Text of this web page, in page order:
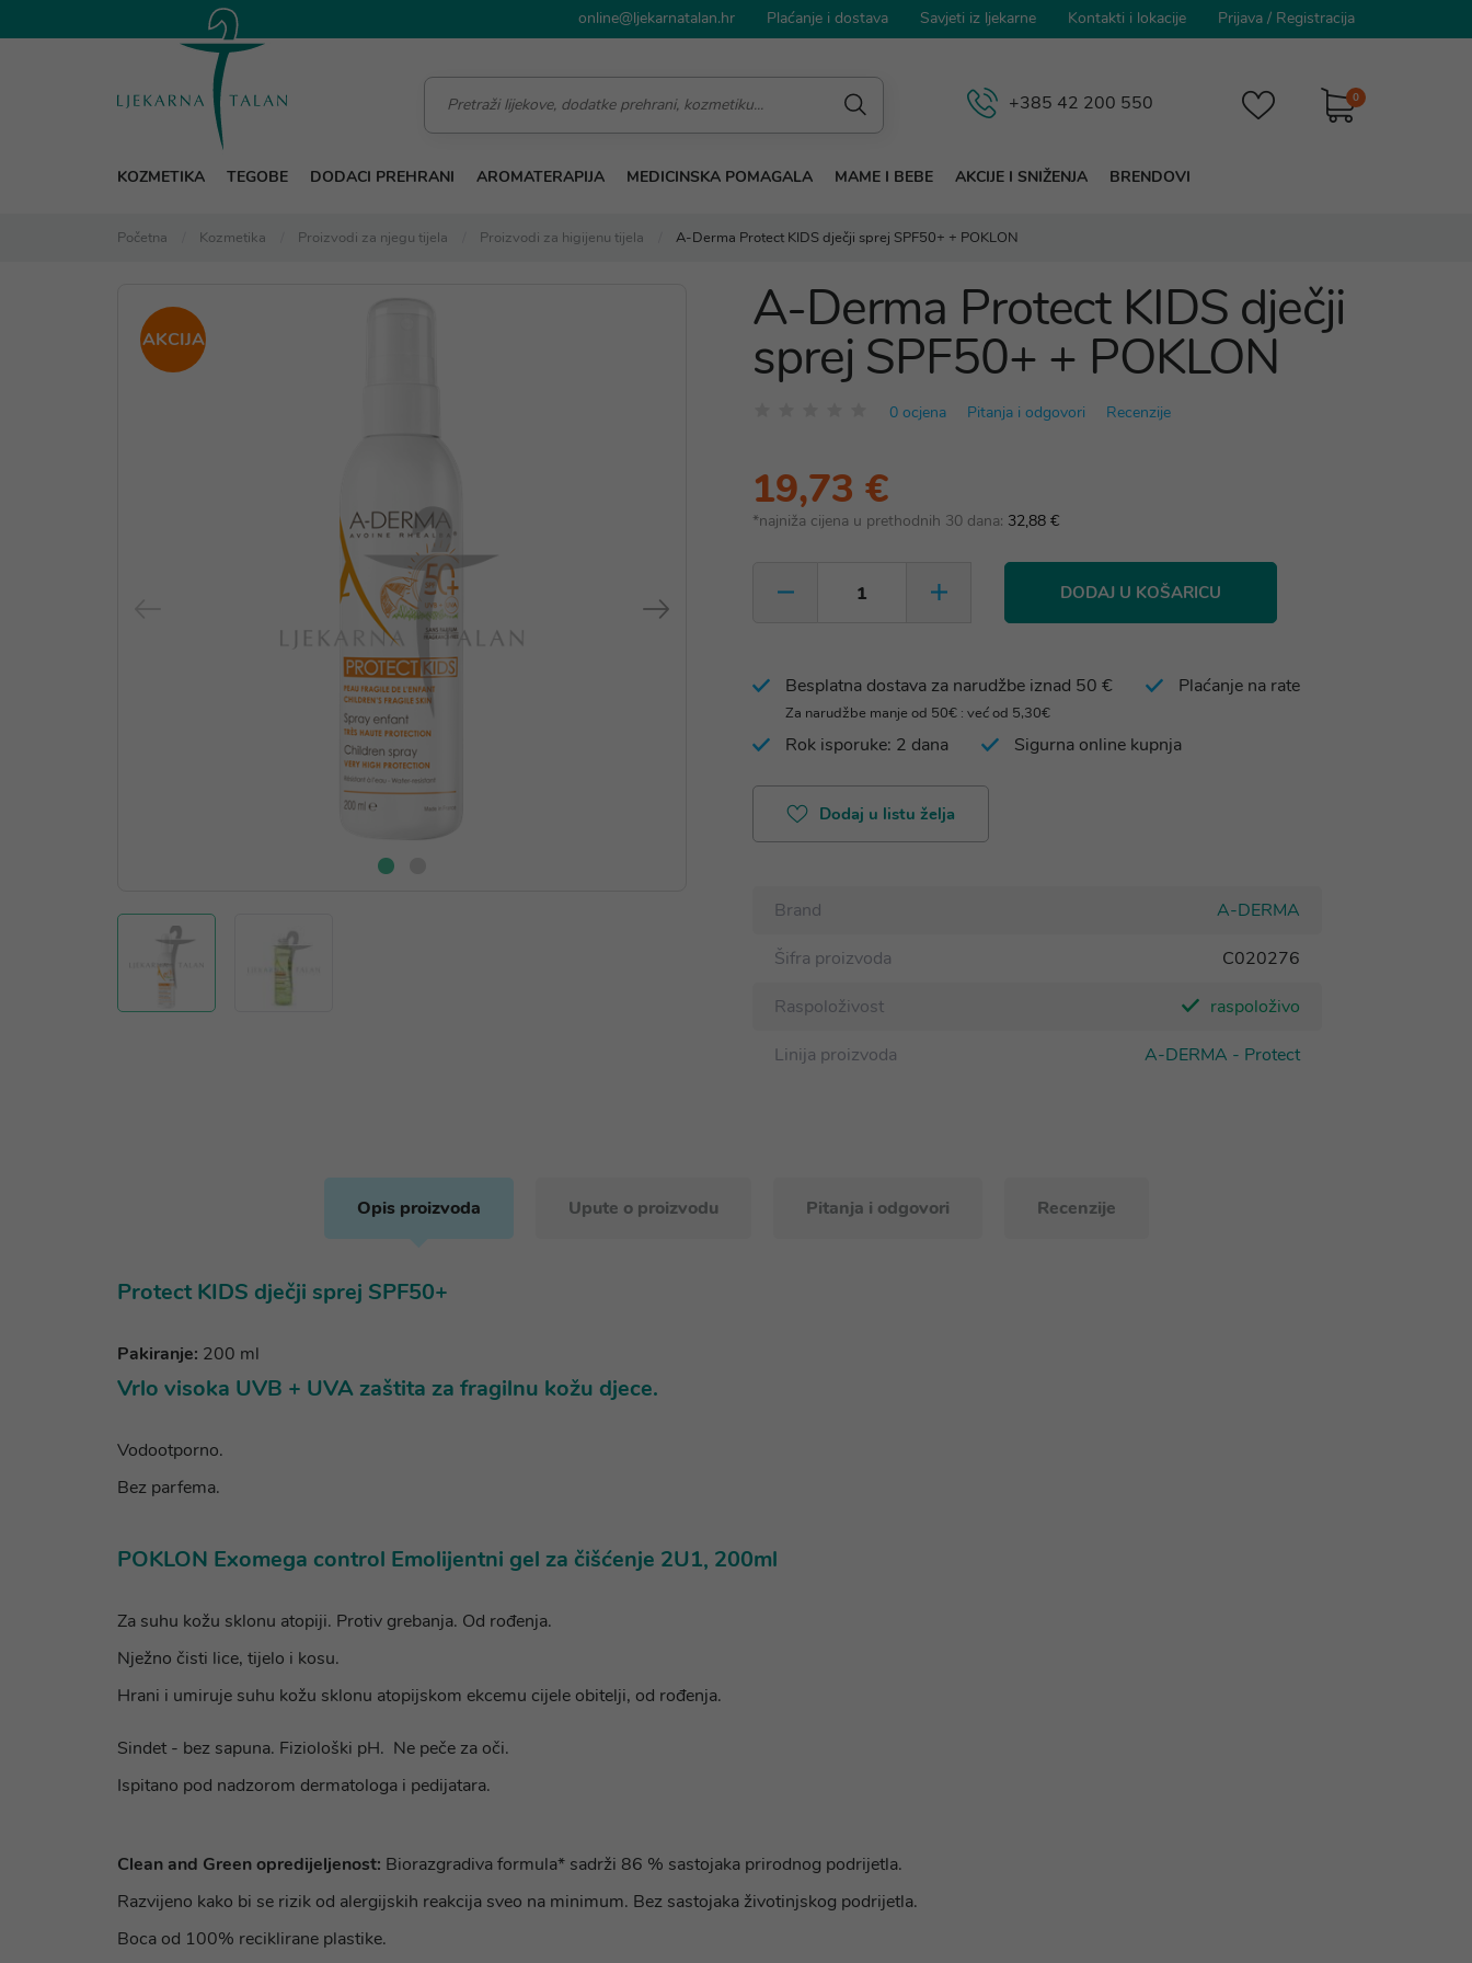
online@ljekarnatalan.hr Plaćanje i dostava Savjeti iz ljekarne Kontakti i lokacije Prijava / Registracija
0
+385 42 200 550
KOZMETIKA TEGOBE DODACI PREHRANI AROMATERAPIJA MEDICINSKA POMAGALA MAME I BEBE AKCIJE I SNIŽENJA BRENDOVI
Početna Kozmetika Proizvodi za njegu tijela Proizvodi za higijenu tijela A-Derma Protect KIDS dječji sprej SPF50+ + POKLON
AKCIJA A-Derma Protect KIDS dječji
sprej SPF50+ + POKLON
0 ocjena Pitanja i odgovori Recenzije
19,73 €
*najniža cijena u prethodnih 30 dana: 32,88 €
DODAJ U KOŠARICU
Besplatna dostava za narudžbe iznad 50 €
Za narudžbe manje od 50€ : već od 5,30€
Plaćanje na rate
Rok isporuke: 2 dana Sigurna online kupnja
Dodaj u listu želja
Brand
A-DERMA
Šifra proizvoda
C020276
Raspoloživost
raspoloživo
Linija proizvoda
A-DERMA - Protect
Opis proizvoda Upute o proizvodu Pitanja i odgovori Recenzije
Protect KIDS dječji sprej SPF50+
Pakiranje: 200 ml
Vrlo visoka UVB + UVA zaštita za fragilnu kožu djece.
Vodootporno.
Bez parfema.
POKLON Exomega control Emolijentni gel za čišćenje 2U1, 200ml
Za suhu kožu sklonu atopiji. Protiv grebanja. Od rođenja.
Nježno čisti lice, tijelo i kosu.
Hrani i umiruje suhu kožu sklonu atopijskom ekcemu cijele obitelji, od rođenja.
Sindet - bez sapuna. Fiziološki pH. Ne peče za oči.
Ispitano pod nadzorom dermatologa i pedijatara.
Clean and Green opredijeljenost: Biorazgradiva formula* sadrži 86 % sastojaka prirodnog podrijetla.
Razvijeno kako bi se rizik od alergijskih reakcija sveo na minimum. Bez sastojaka životinjskog podrijetla.
Boca od 100% reciklirane plastike.